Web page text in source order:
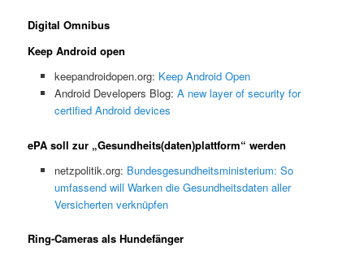
Digital Omnibus
Keep Android open
keepandroidopen.org: Keep Android Open
Android Developers Blog: A new layer of security for
certified Android devices
ePA soll zur „Gesundheits(daten)plattform“ werden
netzpolitik.org: Bundesgesundheitsministerium: So
umfassend will Warken die Gesundheitsdaten aller
Versicherten verknüpfen
Ring-Cameras als Hundefänger